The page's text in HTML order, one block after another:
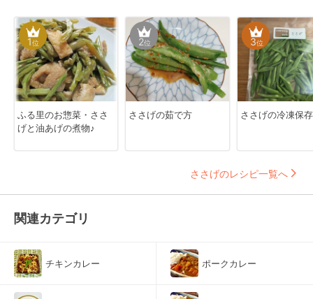
1位
ふる里のお惣菜・ささ
げと油あげの煮物♪
2位
ささげの茹で方
3位
ささげの冷凍保存
ささげのレシピ一覧へ
関連カテゴリ
チキンカレー ポークカレー